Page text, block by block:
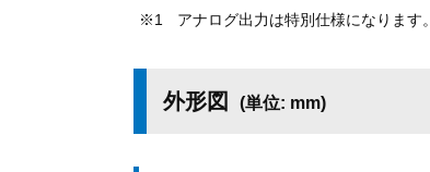
アナログ出力は特別仕様になります。
外形図 (単位: mm)